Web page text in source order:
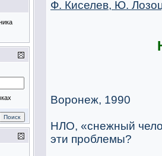
Ф. Киселев, Ю.
Воронеж, 1990
НЛО, «снежный
эти проблемы?